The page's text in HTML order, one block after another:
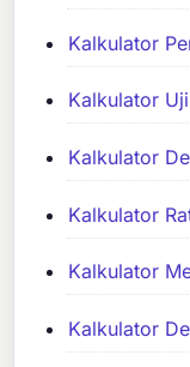
Kalkulator
Kalkulator
Kalkulator
Kalkulator
Kalkulator
Kalkulator